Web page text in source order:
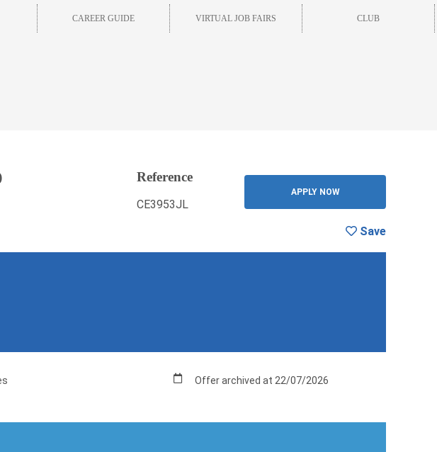
CAREER GUIDE VIRTUAL JOB FAIRS CLUB
Reference
CE3953JL
APPLY NOW
Save
Offer archived at 22/07/2026